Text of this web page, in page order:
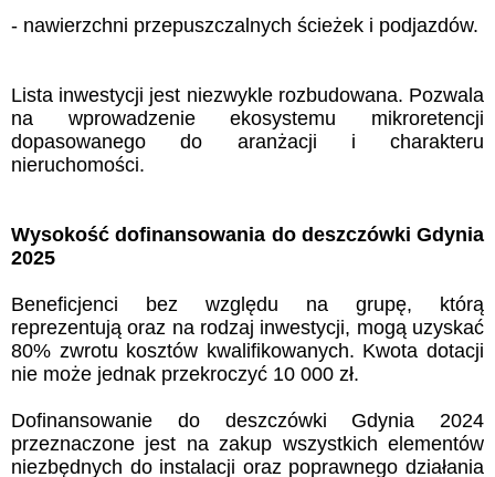
- nawierzchni przepuszczalnych ścieżek i podjazdów.
Lista inwestycji jest niezwykle rozbudowana. Pozwala
na wprowadzenie ekosystemu mikroretencji
dopasowanego do aranżacji i charakteru
nieruchomości.
Wysokość dofinansowania do deszczówki Gdynia
2025
Beneficjenci bez względu na grupę, którą
reprezentują oraz na rodzaj inwestycji, mogą uzyskać
80% zwrotu kosztów kwalifikowanych. Kwota dotacji
nie może jednak przekroczyć 10 000 zł.
Dofinansowanie do deszczówki Gdynia 2024
przeznaczone jest na zakup wszystkich elementów
niezbędnych do instalacji oraz poprawnego działania